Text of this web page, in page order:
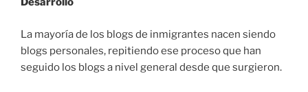
La mayoría de los blogs de inmigrantes nacen siendo
blogs personales, repitiendo ese proceso que han
seguido los blogs a nivel general desde que surgieron.